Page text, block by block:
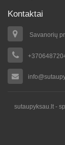
Kontaktai
Savanorių
sutaupyksau.lt -